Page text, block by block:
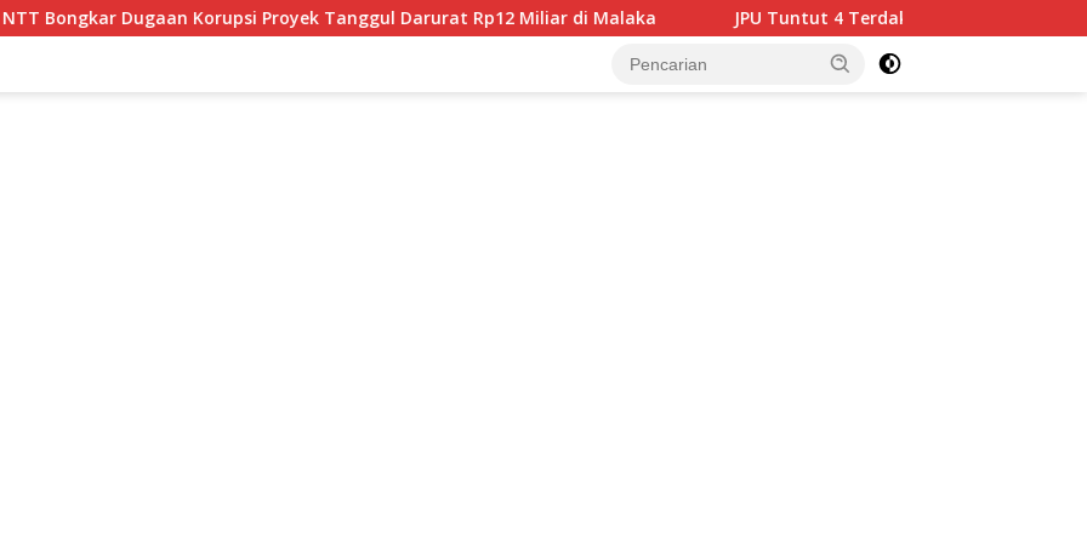
Korupsi Proyek Tanggul Darurat Rp12 Miliar di Malaka JPU Tuntut 4 Terdakwa Korupsi Medan Fashion Festival